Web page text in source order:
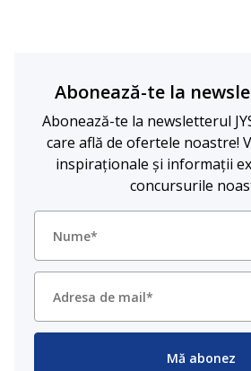
Abonează-te la
Abonează-te la newsletterul
care află de ofertele noastre!
inspiraționale și informații
concursurile
Mă abonez